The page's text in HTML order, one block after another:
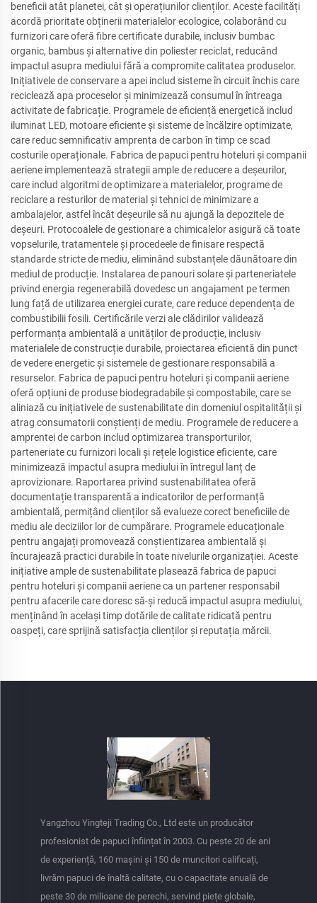
beneficii atât planetei, cât și operațiunilor clienților. Aceste facilități
acordă prioritate obținerii materialelor ecologice, colaborând cu
furnizori care oferă fibre certificate durabile, inclusiv bumbac
organic, bambus și alternative din poliester reciclat, reducând
impactul asupra mediului fără a compromite calitatea produselor.
Inițiativele de conservare a apei includ sisteme în circuit închis care
reciclează apa proceselor și minimizează consumul în întreaga
activitate de fabricație. Programele de eficiență energetică includ
iluminat LED, motoare eficiente și sisteme de încălzire optimizate,
care reduc semnificativ amprenta de carbon în timp ce scad
costurile operaționale. Fabrica de papuci pentru hoteluri și companii
aeriene implementează strategii ample de reducere a deșeurilor,
care includ algoritmi de optimizare a materialelor, programe de
reciclare a resturilor de material și tehnici de minimizare a
ambalajelor, astfel încât deșeurile să nu ajungă la depozitele de
deșeuri. Protocoalele de gestionare a chimicalelor asigură că toate
vopselurile, tratamentele și procedeele de finisare respectă
standarde stricte de mediu, eliminând substanțele dăunătoare din
mediul de producție. Instalarea de panouri solare și parteneriatele
privind energia regenerabilă dovedesc un angajament pe termen
lung față de utilizarea energiei curate, care reduce dependența de
combustibilii fosili. Certificările verzi ale clădirilor validează
performanța ambientală a unităților de producție, inclusiv
materialele de construcție durabile, proiectarea eficientă din punct
de vedere energetic și sistemele de gestionare responsabilă a
resurselor. Fabrica de papuci pentru hoteluri și companii aeriene
oferă opțiuni de produse biodegradabile și compostabile, care se
aliniază cu inițiativele de sustenabilitate din domeniul ospitalității și
atrag consumatorii conștienți de mediu. Programele de reducere a
amprentei de carbon includ optimizarea transporturilor,
parteneriate cu furnizori locali și rețele logistice eficiente, care
minimizează impactul asupra mediului în întregul lanț de
aprovizionare. Raportarea privind sustenabilitatea oferă
documentație transparentă a indicatorilor de performanță
ambientală, permițând clienților să evalueze corect beneficiile de
mediu ale deciziilor lor de cumpărare. Programele educaționale
pentru angajați promovează conștientizarea ambientală și
încurajează practici durabile în toate nivelurile organizației. Aceste
inițiative ample de sustenabilitate plasează fabrica de papuci
pentru hoteluri și companii aeriene ca un partener responsabil
pentru afacerile care doresc să-și reducă impactul asupra mediului,
menținând în același timp dotările de calitate ridicată pentru
oaspeți, care sprijină satisfacția clienților și reputația mărcii.
Yangzhou Yingteji Trading Co., Ltd este un producător
profesionist de papuci înființat în 2003. Cu peste 20 de ani
de experiență, 160 mașini și 150 de muncitori calificați,
livrăm papuci de înaltă calitate, cu o capacitate anuală de
peste 30 de milioane de perechi, servind piețe globale,